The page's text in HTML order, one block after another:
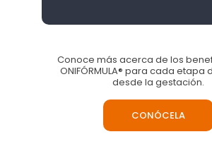
Conoce más acerca de los
ONIFÓRMULA® para cada etapa
desde la gestación.
CONÓCELA